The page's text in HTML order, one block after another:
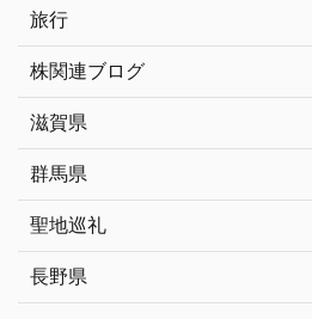
旅行
株関連ブログ
滋賀県
群馬県
聖地巡礼
長野県